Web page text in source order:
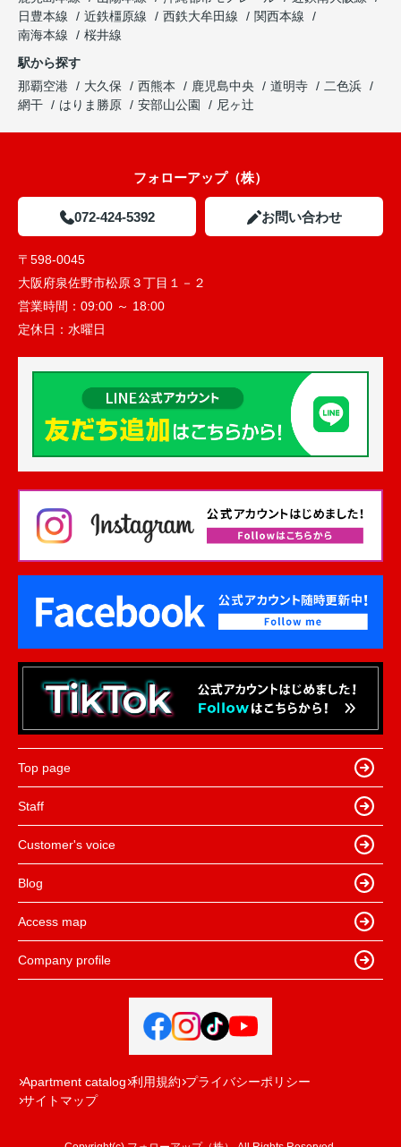
日豊本線
近鉄橿原線 西鉄大牟田線
関西本線
南海本線
桜井線
駅から探す
那覇空港
大久保 西熊本 鹿児島中央 道明寺
二色浜
網干
はりま勝原 安部山公園 尼ヶ辻
フォローアップ（株）
072-424-5392 お問い合わせ
〒598-0045
大阪府泉佐野市松原３丁目１－２
営業時間： 09:00 ～ 18:00
定休日： 水曜日
Top page
Staff
Customer's voice
Blog
Access map
Company profile
Apartment catalog 利用規約 プライバシーポリシー
サイトマップ